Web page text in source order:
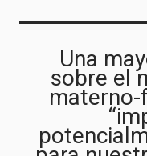
Una
sobre el